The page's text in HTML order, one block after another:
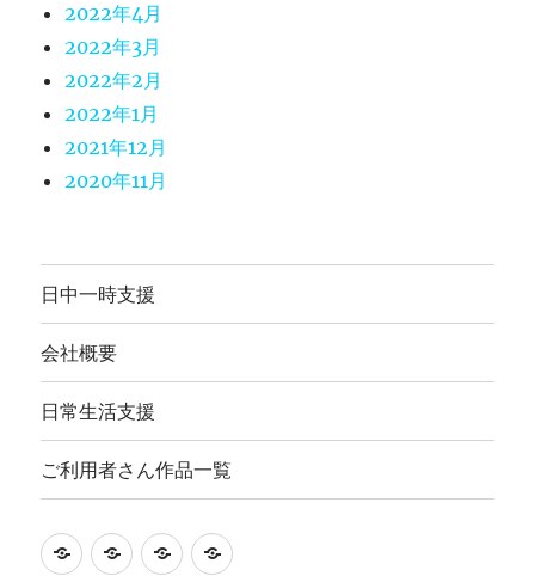
2022年4月
2022年3月
2022年2月
2022年1月
2021年12月
2020年11月
日中一時支援
会社概要
日常生活支援
ご利用者さん作品一覧
就
日
会
ご